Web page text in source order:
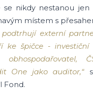
se nikdy nestanou jen
místem s
podtrhují externí
ke špičce - investiční
obhospodařovatel,
One jako auditor,“
Fond.